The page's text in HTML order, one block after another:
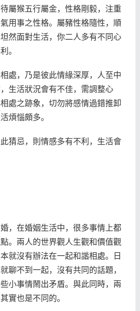
屬猴五行屬金，性格剛毅，注重
用事之性格。屬豬性格隨性，順
然面對生活，你二人多有不同心
。
處，乃是彼此情緣深厚，人至中
生活狀況會有不佳，需調整心
處之跡象，切勿將感情過錯推卸
煩惱頗多。
猜忌，則情感多有不利，生活會
，在婚姻生活中，很多事情上都
。兩人的世界觀人生觀和價值觀
就沒有辦法在一起和諧相處。日
聊不到一起，沒有共同的話題，
小事情鬧出矛盾。與此同時，兩
實也是不同的。